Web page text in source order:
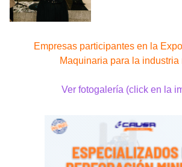
Empresas participantes en la
Maquinaria para la industria
Ver fotogalería (click en la